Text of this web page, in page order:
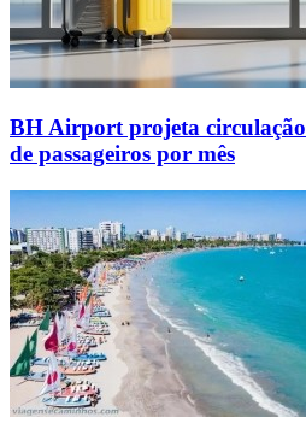
BH Airport projeta
de passageiros por mês